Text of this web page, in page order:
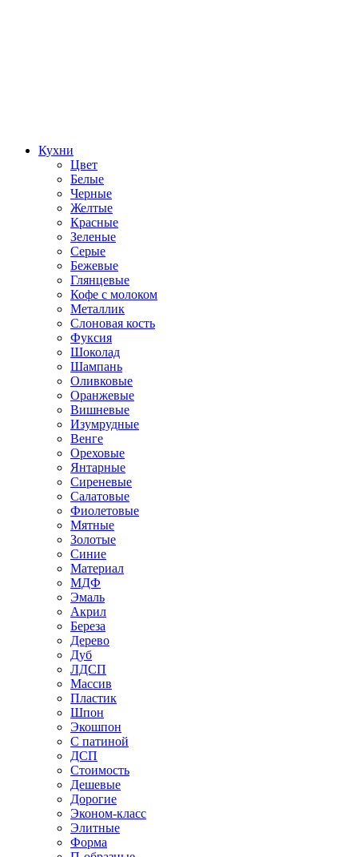
Кухни
Цвет
Белые
Черные
Желтые
Красные
Зеленые
Серые
Бежевые
Глянцевые
Кофе с молоком
Металлик
Слоновая кость
Фуксия
Шоколад
Шампань
Оливковые
Оранжевые
Вишневые
Изумрудные
Венге
Ореховые
Янтарные
Сиреневые
Салатовые
Фиолетовые
Мятные
Золотые
Синие
Материал
МДФ
Эмаль
Акрил
Береза
Дерево
Дуб
ЛДСП
Массив
Пластик
Шпон
Экошпон
С патиной
ДСП
Стоимость
Дешевые
Дорогие
Эконом-класс
Элитные
Форма